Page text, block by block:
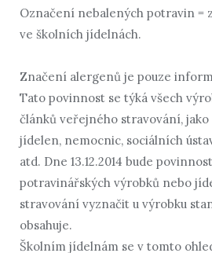
Označení nebalených potravin =
ve školních jídelnách.
Značení alergenů je pouze
Tato povinnost se týká všech
článků veřejného stravování,
jídelen, nemocnic, sociálních
atd. Dne 13.12.2014 bude
potravinářských výrobků nebo
stravování vyznačit u výrobku
obsahuje.
Školním jídelnám se v tomto